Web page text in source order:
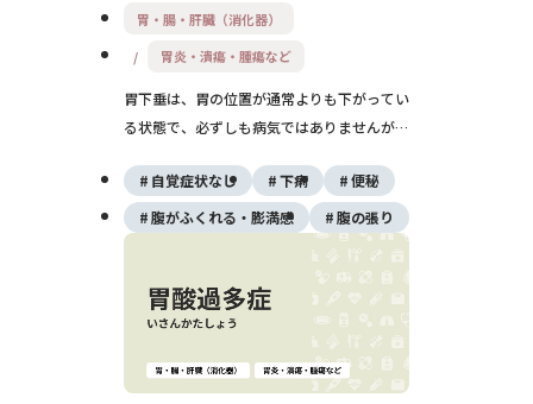
胃・腸・肝臓（消化器）
胃炎・潰瘍・腫瘍など
胃下垂は、胃の位置が通常よりも下がってい
る状態で、必ずしも病気ではありませんが、
を伴うことがあります。体質や姿勢の影響が
大きく、治療は生活習慣の改善や運動療法が
中心です。重症の場合は消化器内科での評価
自覚症状なし 下痢
便秘
腹がふくれる・膨満感
腹の張り